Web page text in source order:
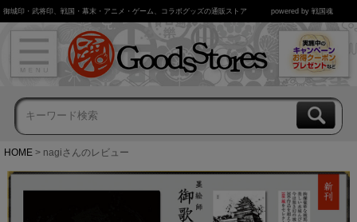
御城印・武将印、戦国・幕末・アニメ・ゲーム、コラボグッズの通販ストア powered by 戦国魂
HOME nagiさんのレビュー